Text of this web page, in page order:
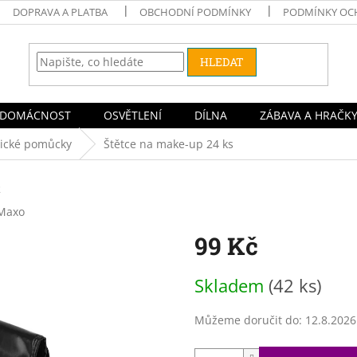
DOPRAVA A PLATBA OBCHODNÍ PODMÍNKY PODMÍNKY
HLEDAT
DOMÁCNOST OSVĚTLENÍ DÍLNA ZÁBAVA A HRAČKY
pomůcky Štětce na make-up 24 ks
99 Kč
cena:
Skladem (42 ks)
Můžeme doručit do: 12.8.2026